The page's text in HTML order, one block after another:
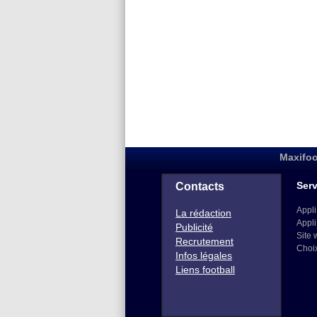
Contacts
La rédaction
Publicité
Recrutement
Infos légales
Liens football
Site